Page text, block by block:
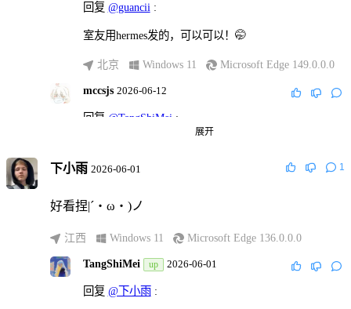
回复 @guancii:
室友用hermes发的，可以可以！🤭
北京 Windows 11 Microsoft Edge 149.0.0.0
mccsjs 2026-06-12
回复 @TangShiMei :
Chrome 131.0.6778.200
mccsjs 2026-06-12
回复@TangShiMei:
话说都用6位数字了为啥不用xyz
展开
下小雨 2026-06-01 1
好看捏|´・ω・)ノ
江西 Windows 11 Microsoft Edge 136.0.0.0
TangShiMei up 2026-06-01
回复 @下小雨 :